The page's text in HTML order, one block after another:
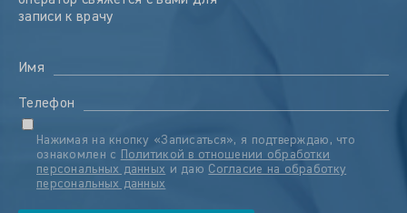
записи к врачу
Имя
Телефон
Нажимая на кнопку «Записаться», я подтверждаю, что
ознакомлен с
Политикой в отношении обработки
персональных данных и даю Согласие на обработку
персональных данных